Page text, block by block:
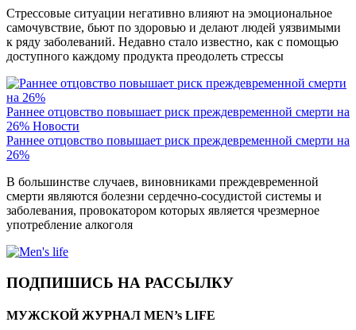
Стрессовые ситуации негативно влияют на эмоциональное
самочувствие, бьют по здоровью и делают людей уязвимыми
к ряду заболеваний. Недавно стало известно, как с помощью
доступного каждому продукта преодолеть стрессы
Раннее отцовство повышает риск преждевременной смерти на
26% Новости
Раннее отцовство повышает риск преждевременной смерти на
26%
В большинстве случаев, виновниками преждевременной
смерти являются болезни сердечно-сосудистой системы и
заболевания, провокатором которых является чрезмерное
употребление алкоголя
ПОДПИШИСЬ НА РАССЫЛКУ
МУЖСКОЙ ЖУРНАЛ MEN’s LIFE